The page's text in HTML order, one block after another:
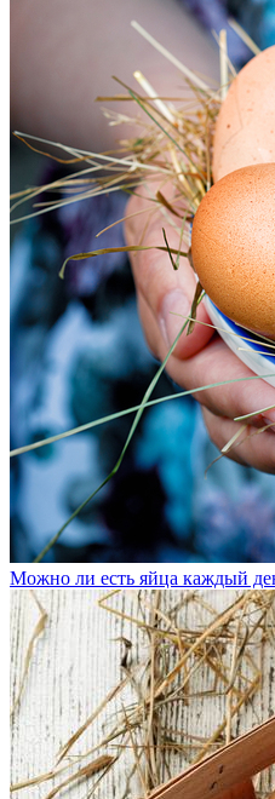
Можно ли есть яйца каждый